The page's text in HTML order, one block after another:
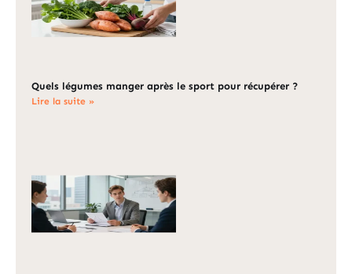
Quels légumes manger après le sport pour récupérer ?
Lire la suite »